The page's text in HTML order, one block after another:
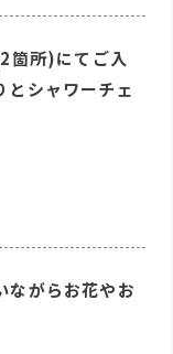
箇所)にてご入
とシャワーチェ
ながらお花やお